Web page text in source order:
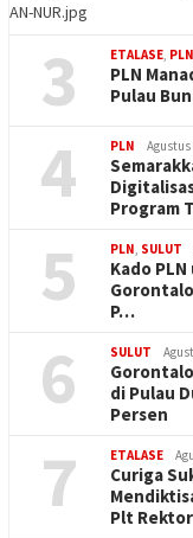
AN-NUR.jpg
3 ETALASE, PLN
PLN
Pulau
4 PLN Agustus
Program
5 PLN, SULUT
Kado
P…
6 SULUT
di Pulau
Persen
7 ETALASE
Curiga
Plt Rektor